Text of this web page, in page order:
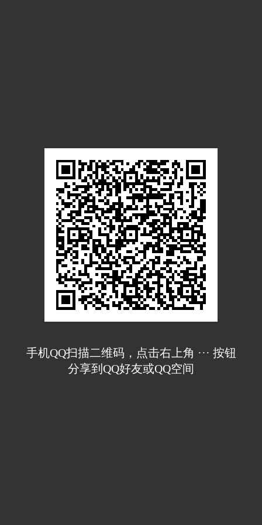
手机QQ扫描二维码，点击右上角 ··· 按钮
分享到QQ好友或QQ空间